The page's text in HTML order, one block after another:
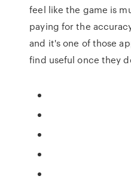
feel like the game is
paying for the
and it's one of those
find useful once they